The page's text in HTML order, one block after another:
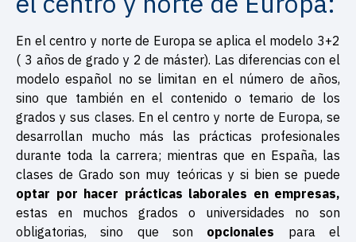
En el centro y norte de Europa se aplica el modelo 3+2
( 3 años de grado y 2 de máster). Las diferencias con el
modelo español no se limitan en el número de años,
sino que también en el contenido o temario de los
grados y sus clases. En el centro y norte de Europa, se
desarrollan mucho más las prácticas profesionales
durante toda la carrera; mientras que en España, las
clases de Grado son muy teóricas y si bien se puede
optar por hacer prácticas laborales en empresas,
estas en muchos grados o universidades no son
obligatorias, sino que son opcionales para el